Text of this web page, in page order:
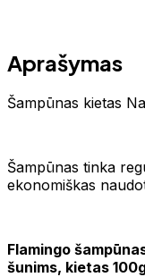
Aprašymas
Šampūnas kietas
Šampūnas tinka
ekonomiškas
Flamingo
šunims, kietas